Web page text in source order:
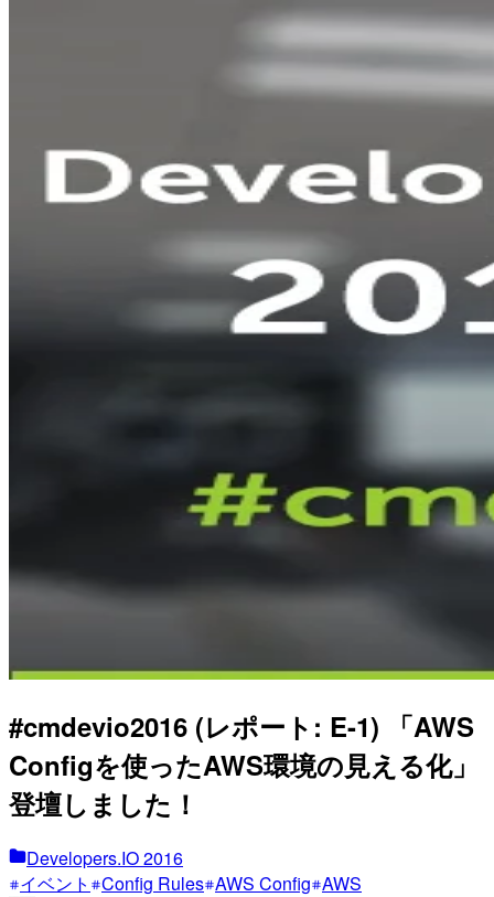
#cmdevio2016 (レポート: E-1) 「AWS
Configを使ったAWS環境の見える化」
登壇しました！
Developers.IO 2016
イベント
Config Rules AWS Config AWS